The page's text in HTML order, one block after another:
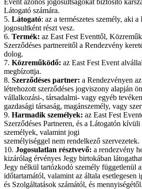
Látogató számára.
5. Látogató: az a természetes személy, aki
jogosultként részt vesz.
6. Termék: az East Fest Eventtől,
Szerződéses partnereitől a Rendezvény
dolog.
7. Közreműködő: az East Fest Event
megbízottja.
8. Szerződéses partner: a Rendezvényen
létrehozott szerződéses jogviszony alapján
vállalkozási-, társadalmi- vagy egyéb
gazdasági társaság, magánszemély, vagy
9. Harmadik személyek: az East Fest
Szerződéses Partneren, és a Látogatón kívüli
személyek, valamint jogi
személyiséggel nem rendelkező szervezetek.
10. Jogosulatlan résztvevő: a rendezvény
kizárólag érvényes Jegy birtokában
Jegy nélkül tartózkodó személy függetlenül
időtartamától, valamint az általa esetlegesen
és Szolgáltatások számától, és mennyiségétől.